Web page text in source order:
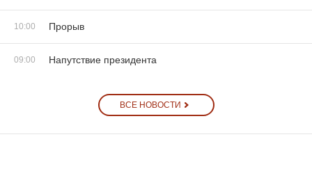
10:00 Прорыв
09:00 Напутствие президента
ВСЕ НОВОСТИ